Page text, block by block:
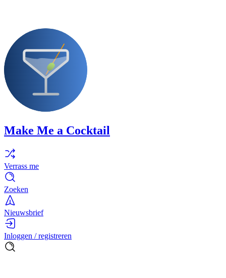
Make Me a Cocktail
Verrass me
Zoeken
Nieuwsbrief
Inloggen / registreren